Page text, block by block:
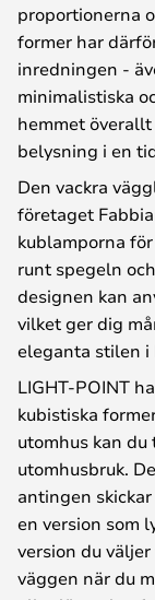
proportionerna
former har
inredningen -
minimalistiska
hemmet
belysning i en
Den vackra
företaget
kublamporna
runt spegeln
designen kan
vilket ger dig
eleganta stilen i
LIGHT-POINT
kubistiska
utomhus kan
utomhusbruk.
antingen
en version som
version du
väggen när du